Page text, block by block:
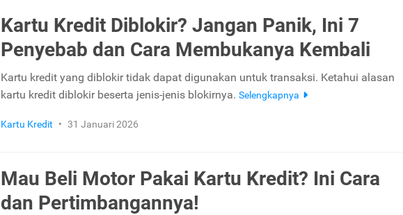
Kartu Kredit Diblokir? Jangan Panik, Ini 7
Penyebab dan Cara Membukanya Kembali
Kartu kredit yang diblokir tidak dapat digunakan untuk transaksi. Ketahui alasan
kartu kredit diblokir beserta jenis-jenis blokirnya. Selengkapnya
Kartu Kredit • 31 Januari 2026
Mau Beli Motor Pakai Kartu Kredit? Ini Cara
dan Pertimbangannya!